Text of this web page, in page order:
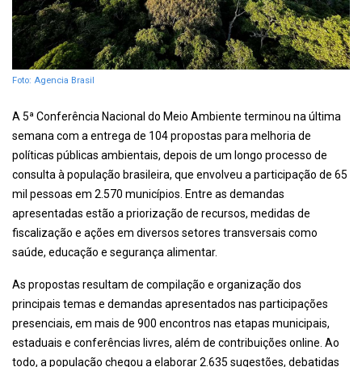
Foto: Agencia Brasil
A 5ª Conferência Nacional do Meio Ambiente terminou na última
semana com a entrega de 104 propostas para melhoria de
políticas públicas ambientais, depois de um longo processo de
consulta à população brasileira, que envolveu a participação de 65
mil pessoas em 2.570 municípios. Entre as demandas
apresentadas estão a priorização de recursos, medidas de
fiscalização e ações em diversos setores transversais como
saúde, educação e segurança alimentar.
As propostas resultam de compilação e organização dos
principais temas e demandas apresentados nas participações
presenciais, em mais de 900 encontros nas etapas municipais,
estaduais e conferências livres, além de contribuições online. Ao
todo, a população chegou a elaborar 2.635 sugestões, debatidas